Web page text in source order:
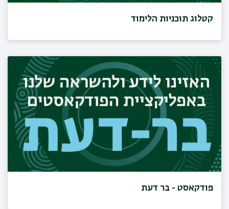
קטלוג תוכניות הלימוד
פודקאסט - בר דעת